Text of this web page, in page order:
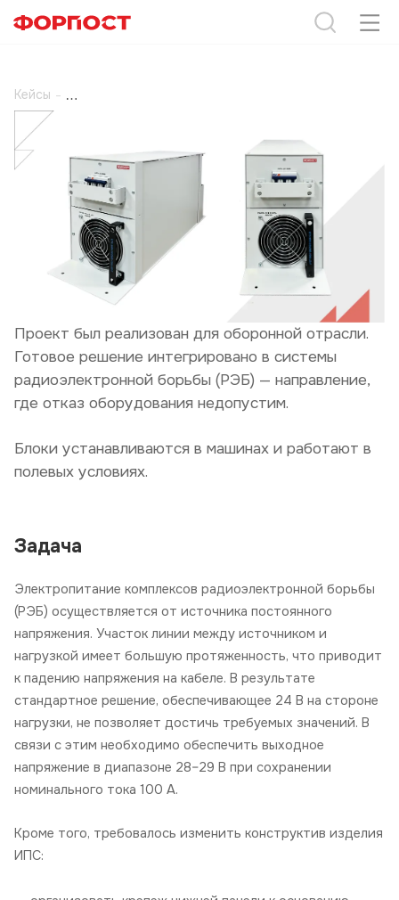
Кейсы -
Проект был реализован для оборонной отрасли.
Готовое решение интегрировано в системы
радиоэлектронной борьбы (РЭБ) — направление,
где отказ оборудования недопустим.
Блоки устанавливаются в машинах и работают в
полевых условиях.
Задача
Электропитание комплексов радиоэлектронной борьбы
(РЭБ) осуществляется от источника постоянного
напряжения. Участок линии между источником и
нагрузкой имеет большую протяженность, что приводит
к падению напряжения на кабеле. В результате
стандартное решение, обеспечивающее 24 В на стороне
нагрузки, не позволяет достичь требуемых значений. В
связи с этим необходимо обеспечить выходное
напряжение в диапазоне 28–29 В при сохранении
номинального тока 100 А.
Кроме того, требовалось изменить конструктив изделия
ИПС: